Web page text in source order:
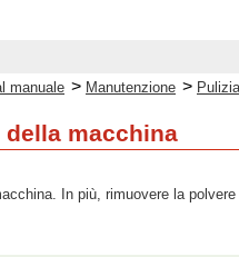
manuale > Manutenzione >
macchina
In più, rimuovere la